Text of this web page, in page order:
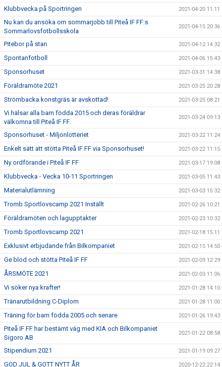
Klubbvecka på Sportringen 2021-04-20 11:11
Nu kan du ansöka om sommarjobb till Piteå IF FF:s
Sommarlovsfotbollsskola
2021-04-15 20:36
Pitebor på stan 2021-04-12 14:32
Spontanfotboll 2021-04-06 15:43
Sponsorhuset 2021-03-31 14:38
Föräldramöte 2021 2021-03-25 20:28
Strömbacka konstgräs är avskottad! 2021-03-25 08:21
Vi hälsar alla barn födda 2015 och deras föräldrar
välkomna till Piteå IF FF.
2021-03-24 09:13
Sponsorhuset - Miljonlotteriet 2021-03-22 11:24
Enkelt sätt att stötta Piteå IF FF via Sponsorhuset! 2021-03-22 11:15
Ny ordförande i Piteå IF FF 2021-03-17 19:08
Klubbvecka - Vecka 10-11 Sportringen 2021-03-05 11:43
Materialutlämning 2021-03-03 15:32
Tromb Sportlovscamp 2021 Inställt 2021-02-26 10:21
Föräldramöten och lagupptakter 2021-02-23 10:32
Tromb Sportlovscamp 2021 2021-02-18 15:11
Exklusivt erbjudande från Bilkompaniet 2021-02-15 14:50
Ge blod och stötta Piteå IF FF 2021-02-09 12:29
ÅRSMÖTE 2021 2021-02-03 11:06
Vi söker nya krafter! 2021-01-28 14:10
Tränarutbildning C-Diplom 2021-01-28 11:00
Träning för barn födda 2005 och senare 2021-01-26 19:43
Piteå IF FF har bestämt väg med KIA och Bilkompaniet
Sigoro AB
2021-01-22 08:58
Stipendium 2021 2021-01-19 09:27
GOD JUL & GOTT NYTT ÅR 2020-12-22 22:14